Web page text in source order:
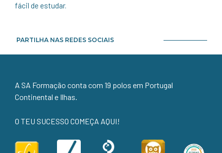
fácil de estudar.
PARTILHA NAS REDES SOCIAIS
A SA Formação conta com 19 polos em Portugal
Continental e Ilhas.
O TEU SUCESSO COMEÇA AQUI!